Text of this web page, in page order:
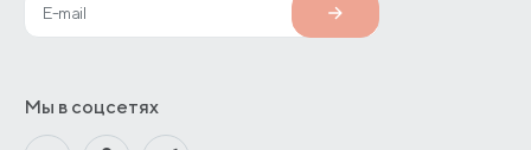
Мы в соцсетях